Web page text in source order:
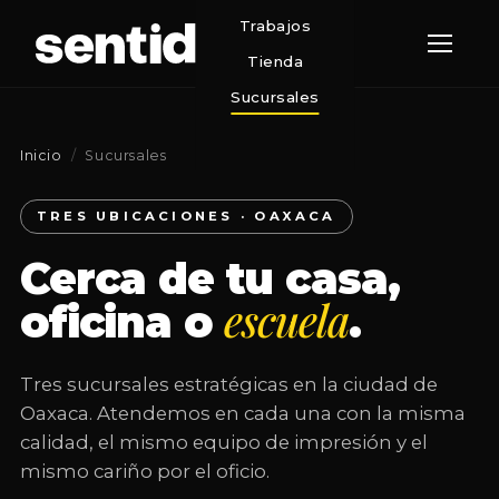
Trabajos
Tienda
Sucursales
Inicio / Sucursales
TRES UBICACIONES · OAXACA
Cerca de tu casa,
oficina oescuela.
Tres sucursales estratégicas en la ciudad de
Oaxaca. Atendemos en cada una con la misma
calidad, el mismo equipo de impresión y el
mismo cariño por el oficio.